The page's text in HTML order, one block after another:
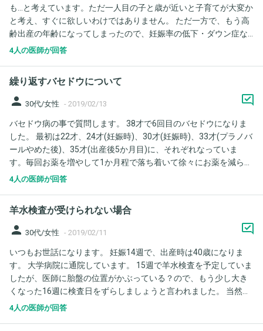
も…と考えています。ただ一人目の子と歳が近いと子育てが大変か
と考え、すぐに欲しいわけではありません。 ただ一方で、もう高
齢出産の年齢になってしまったので、妊娠率の低下・ダウン症な
ど先天的異常の確率が上がる点などからなるべく早い方が良いの
開始2ヶ月で妊娠した事もあり、主人（32歳）は「もう少しゆっく
り考えても良いんじゃない？」と言います。しかし二人目不妊な
って次もそう上手くいくとは限らないですよね？ （2）35歳の妊
娠で先天的異常の子ができる確率とはどれくらいでしょうか。ネ
ットでは色々情報がありますが、リアルなお話を聞きたいです。
以上よろしくお願いいたします。
4人の医師が回答
繰り返すバセドウについて
person 30代/女性 - 2019/02/13
バセドウ病の事で質問します。 38才で6回目のバセドウになりま
した。 最初は22才、24才(妊娠時)、30才(妊娠時)、33才(プラノバ
ールやめた後)、35才(出産後5か月目)に、それぞれなっていま
す。毎回お薬を増やして1か月程で落ち着いて徐々にお薬を減らし
ての繰り返しです。 今回、お薬を週に1錠のんでいたのですが、
うか？ 私だけでしょうか？ まだ下の子供は3才なので、この先将
来が心配です。 こんなに何回もバセドウになっても、お薬服用だ
すか？ 仕事は週に5日事務仕事していますが、時間を減らしても
らおうかとも思っています。 宜しくお願い致します。
4人の医師が回答
羊水検査が受けられない場合
person 30代/女性 - 2019/02/11
いつもお世話になります。 妊娠14週で、出産時は40歳になりま
す。 大学病院に通院しています。 15週で羊水検査を予定していま
したが、医師に胎盤の位置がかぶっている？ので、もう少し大き
くなった16週に検査日をずらしましょうと言われました。 当然羊
水検査を受けれるものと思い、他の血液検査などは受けていませ
4人の医師が回答